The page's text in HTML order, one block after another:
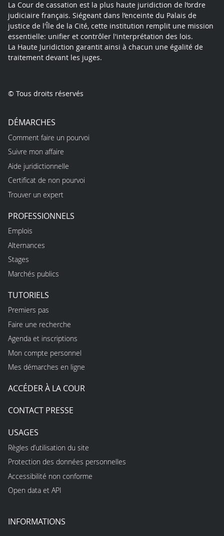
La Cour de cassation est la plus haute juridiction de l’ordre
judiciaire français. Siégeant dans l’enceinte du Palais de
justice de l'Île de la Cité, cette institution remplit une mission
essentielle: unifier et contrôler l'interprétation des lois.
La Haute Juridiction garantit ainsi à chacun une égalité de
traitement devant les juges.
© Tous droits réservés
DÉMARCHES
Comment faire un pourvoi
Suivre mon affaire
Aide juridictionnelle
Certificat de non pourvoi
Trouver un expert
PROFESSIONNELS
Emplois
Alternances
Stages
Marchés publics
TUTORIELS
Premiers pas
Faire une recherche
Agenda et inscriptions
Mon compte personnel
Mes démarches en ligne
ACCÉDER À LA COUR
CONTACT PRESSE
USAGES
Règles d’utilisation du site
Protection des données personnelles
Accessibilité non conforme
Open data et API
INFORMATIONS